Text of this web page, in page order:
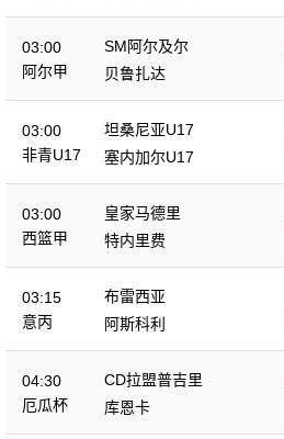
03:00
阿尔甲
SM阿尔及尔
贝鲁扎达
03:00
非青U17
坦桑尼亚U17
塞内加尔U17
03:00
西篮甲
皇家马德里
特内里费
03:15
意丙
布雷西亚
阿斯科利
04:30
厄瓜杯
CD拉盟普吉里
库恩卡